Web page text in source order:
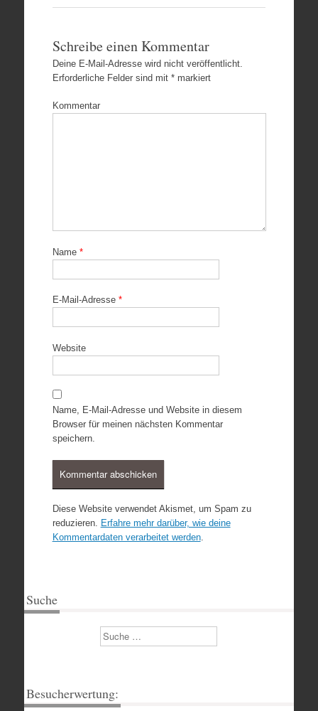
Schreibe einen Kommentar
Deine E-Mail-Adresse wird nicht veröffentlicht.
Erforderliche Felder sind mit *markiert
Kommentar
Name *
E-Mail-Adresse *
Website
Name, E-Mail-Adresse und Website in diesem
Browser für meinen nächsten Kommentar
speichern.
Diese Website verwendet Akismet, um Spam zu
reduzieren. Erfahre mehr darüber, wie deine
Kommentardaten verarbeitet werden.
Suche
Suchen
Besucherwertung: